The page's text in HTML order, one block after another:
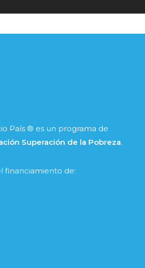
País ® es un programa de
Superación de la Pobreza.
financiamiento de: